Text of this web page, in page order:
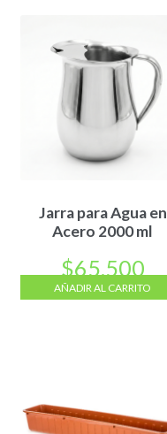
Jarra para Agua en
Acero 2000 ml
$65.500
AÑADIR AL CARRITO